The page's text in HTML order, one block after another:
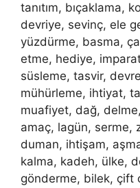
tanıtım, bıçaklama,
devriye, sevinç, ele
yüzdürme, basma,
etme, hediye,
süsleme, tasvir,
mühürleme, ihtiyat,
muafiyet, dağ,
amaç, lagün, serme,
duman, ihtişam,
kalma, kadeh, ülke,
gönderme, bilek, çift